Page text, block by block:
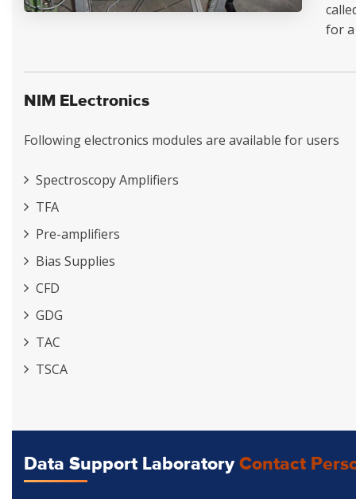
for a
NIM ELectronics
Following electronics modules are available for users
Spectroscopy Amplifiers
TFA
Pre-amplifiers
Bias Supplies
CFD
GDG
TAC
TSCA
Data Support Laboratory Contact